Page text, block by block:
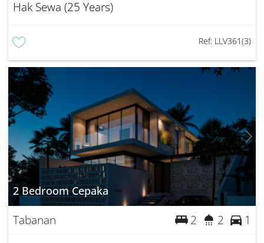
Hak Sewa (25 Years)
Ref: LLV361(3)
2 Bedroom Cepaka
Tabanan 2 2 1